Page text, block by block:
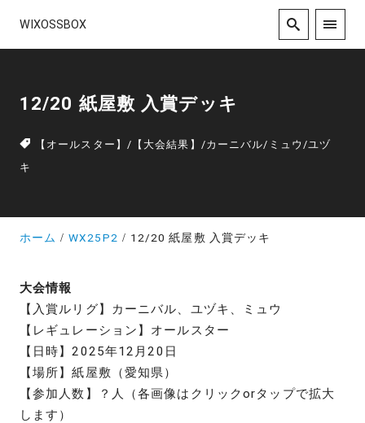
WIXOSSBOX
12/20 紙屋敷 入賞デッキ
【オールスター】 / 【大会結果】 /カーニバル/ ミュウ /ユヅ
キ
ホーム WX25P2 12/20 紙屋敷 入賞デッキ
大会情報
【入賞ルリグ】カーニバル、ユヅキ、ミュウ
【レギュレーション】オールスター
【日時】2025年12月20日
【場所】紙屋敷（愛知県）
【参加人数】？人（各画像はクリックorタップで拡大
します）